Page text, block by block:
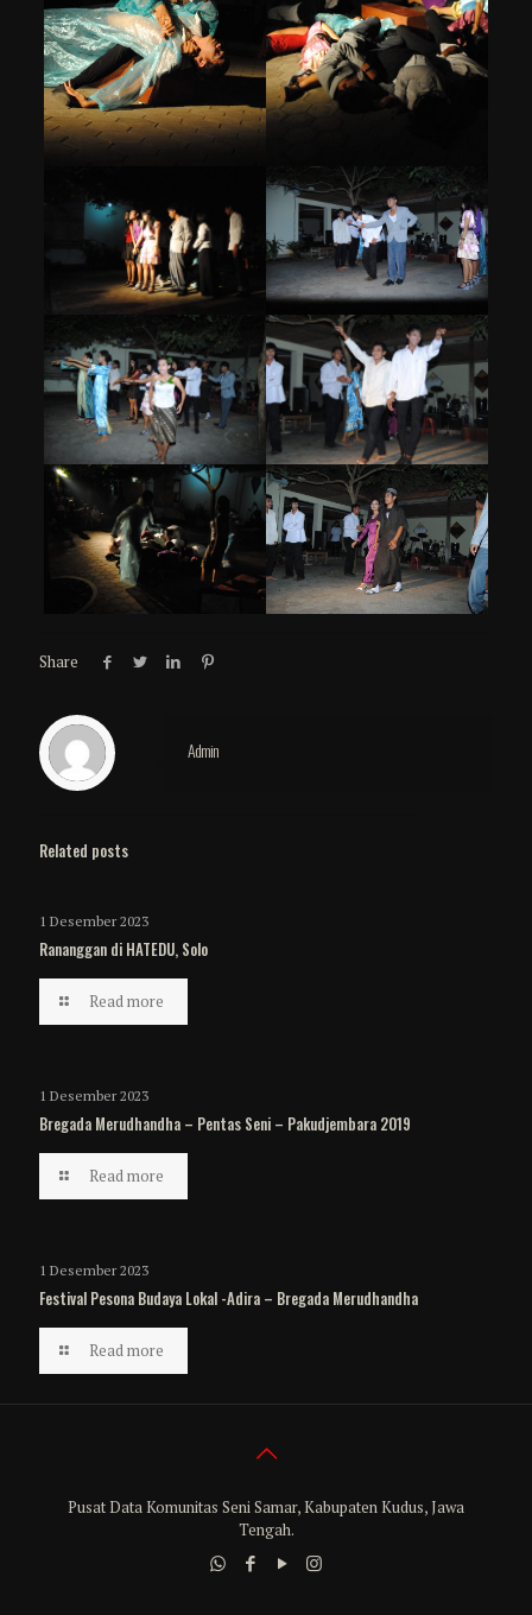
Share
Admin
Related posts
1 Desember 2023
Rananggan di HATEDU, Solo
Read more
1 Desember 2023
Bregada Merudhandha – Pentas Seni – Pakudjembara 2019
Read more
1 Desember 2023
Festival Pesona Budaya Lokal -Adira – Bregada Merudhandha
Read more
Pusat Data Komunitas Seni Samar, Kabupaten Kudus, Jawa
Tengah.